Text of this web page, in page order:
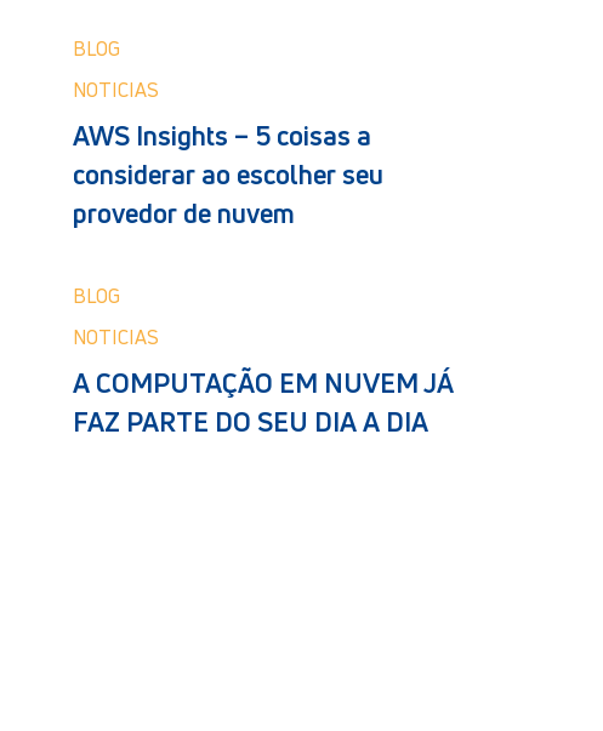
BLOG
NOTICIAS
AWS Insights – 5 coisas a
considerar ao escolher seu
provedor de nuvem
BLOG
NOTICIAS
A COMPUTAÇÃO EM NUVEM JÁ
FAZ PARTE DO SEU DIA A DIA